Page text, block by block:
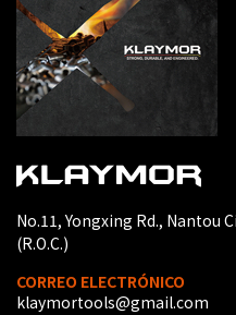
No.11, Yongxing Rd., Nantou
(R.O.C.)
CORREO ELECTRÓNICO
klaymortools@gmail.com